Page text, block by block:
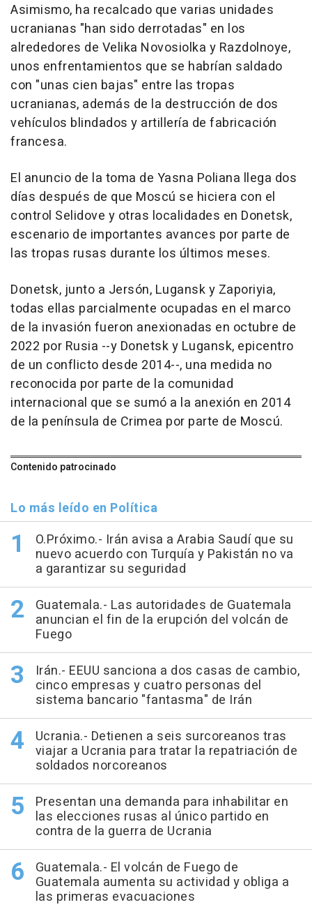
Asimismo, ha recalcado que varias unidades
ucranianas "han sido derrotadas" en los
alrededores de Velika Novosiolka y Razdolnoye,
unos enfrentamientos que se habrían saldado
con "unas cien bajas" entre las tropas
ucranianas, además de la destrucción de dos
vehículos blindados y artillería de fabricación
francesa.
El anuncio de la toma de Yasna Poliana llega dos
días después de que Moscú se hiciera con el
control Selidove y otras localidades en Donetsk,
escenario de importantes avances por parte de
las tropas rusas durante los últimos meses.
Donetsk, junto a Jersón, Lugansk y Zaporiyia,
todas ellas parcialmente ocupadas en el marco
de la invasión fueron anexionadas en octubre de
2022 por Rusia --y Donetsk y Lugansk, epicentro
de un conflicto desde 2014--, una medida no
reconocida por parte de la comunidad
internacional que se sumó a la anexión en 2014
de la península de Crimea por parte de Moscú.
Contenido patrocinado
Lo más leído en Política
O.Próximo.- Irán avisa a Arabia Saudí que su
nuevo acuerdo con Turquía y Pakistán no va
a garantizar su seguridad
Guatemala.- Las autoridades de Guatemala
anuncian el fin de la erupción del volcán de
Fuego
Irán.- EEUU sanciona a dos casas de cambio,
cinco empresas y cuatro personas del
sistema bancario "fantasma" de Irán
Ucrania.- Detienen a seis surcoreanos tras
viajar a Ucrania para tratar la repatriación de
soldados norcoreanos
Presentan una demanda para inhabilitar en
las elecciones rusas al único partido en
contra de la guerra de Ucrania
Guatemala.- El volcán de Fuego de
Guatemala aumenta su actividad y obliga a
las primeras evacuaciones